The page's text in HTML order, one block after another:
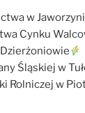
w
Cynku
Śląskiej w
Rolniczej w